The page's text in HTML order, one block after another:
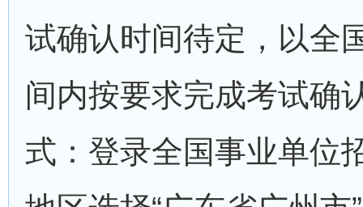
试确认时间待定，以全
间内按要求完成考试确
式：登录全国事业单